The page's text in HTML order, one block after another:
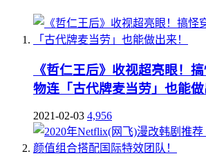
《哲仁王后》收视超亮眼！
物连「古代牌麦当劳」也能做
2021-02-03 4,956